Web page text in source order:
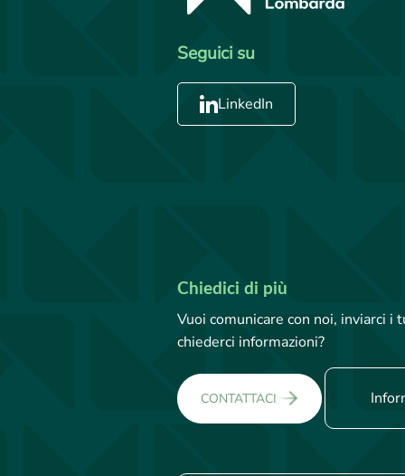
Seguici su
LinkedIn
Chiedici di più
Vuoi comunicare con noi, inviarci
chiederci informazioni?
CONTATTACI